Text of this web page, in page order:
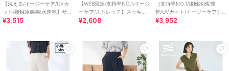
【洗える/イージーケア/UVカ
ット/接触冷感/吸水速乾】サマ
ーストレッチクロップドパン
¥3,515
【WEB限定/支持率NO.1/イージ
ーケア/ストレッチ】スッキリ
見えテーパードパンツ
¥2,608
［支持率NO.1/接触冷感/速
乾/UVカット/イージーケア］
イージーテーパードパンツ
¥3,952